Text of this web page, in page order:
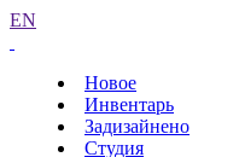
EN
Новое
Инвентарь
Задизайнено
Студия